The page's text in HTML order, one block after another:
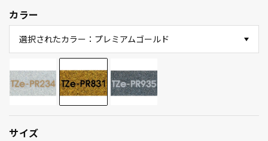
カラー
選択されたカラー：プレミアムゴールド
サイズ